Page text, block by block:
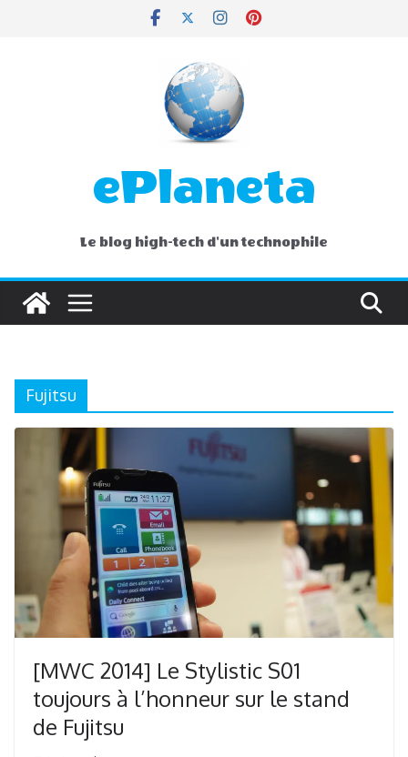
ePlaneta
Le blog high-tech d'un technophile
Fujitsu
[MWC 2014] Le Stylistic S01
toujours à l’honneur sur le stand
de Fujitsu